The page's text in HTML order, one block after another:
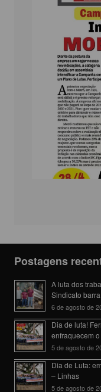
Postagens
A luta dos
Sindicato
6 de agosto de
Dia de luta!
enfraquecem
5 de agosto de
Dia de Luta:
– Linhas
5 de agosto de